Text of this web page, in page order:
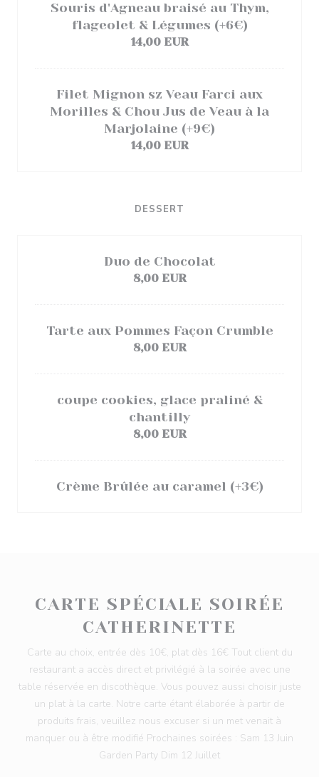
Souris d'Agneau braisé au Thym,
flageolet & Légumes (+6€)
14,00 EUR
Filet Mignon sz Veau Farci aux
Morilles & Chou Jus de Veau à la
Marjolaine (+9€)
14,00 EUR
DESSERT
Duo de Chocolat
8,00 EUR
Tarte aux Pommes Façon Crumble
8,00 EUR
coupe cookies, glace praliné &
chantilly
8,00 EUR
Crème Brûlée au caramel (+3€)
CARTE SPÉCIALE SOIRÉE
CATHERINETTE
Carte au choix, entrée dès 10€, plat dès 16€ Tout client du
restaurant a accès direct et privilégié à la soirée avec une
table réservée en discothèque. Vous pouvez aussi choisir juste
un plat à la carte. Notre carte étant élaborée à partir de
produits frais, veuillez nous excuser si un met venait à
manquer ou à être modifié Prochaines soirées : Sam 13 Juin
Garden Party Dim 12 Juillet